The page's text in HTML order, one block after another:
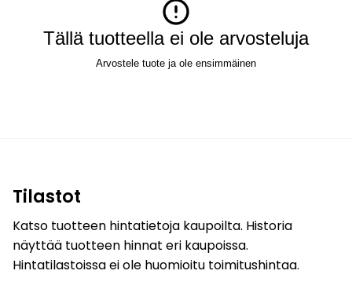
Tällä tuotteella ei ole arvosteluja
Arvostele tuote ja ole ensimmäinen
Tilastot
Katso tuotteen hintatietoja kaupoilta. Historia
näyttää tuotteen hinnat eri kaupoissa.
Hintatilastoissa ei ole huomioitu toimitushintaa.